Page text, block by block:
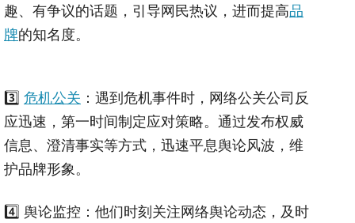
趣、有争议的话题，引导网民热议，进而提高品
牌的知名度。
3️⃣ 危机公关 ：遇到危机事件时，网络公关公司反
应迅速，第一时间制定应对策略。通过发布权威
信息、澄清事实等方式，迅速平息舆论风波，维
护品牌形象。
4️⃣ 舆论监控：他们时刻关注网络舆论动态，及时